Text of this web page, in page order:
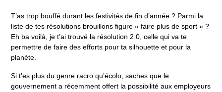
T’as trop bouffé durant les festivités de fin d’année ? Parmi la
liste de tes résolutions brouillons figure « faire plus de sport » ?
Eh ba voilà, je t’ai trouvé la résolution 2.0, celle qui va te
permettre de faire des efforts pour ta silhouette et pour la
planète.
Si t’es plus du genre racro qu’écolo, saches que le
gouvernement a récemment offert la possibilité aux employeurs